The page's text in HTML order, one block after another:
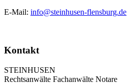
E-Mail: info@steinhusen-flensburg.de
Kontakt
STEINHUSEN
Rechtsanwälte Fachanwälte Notare